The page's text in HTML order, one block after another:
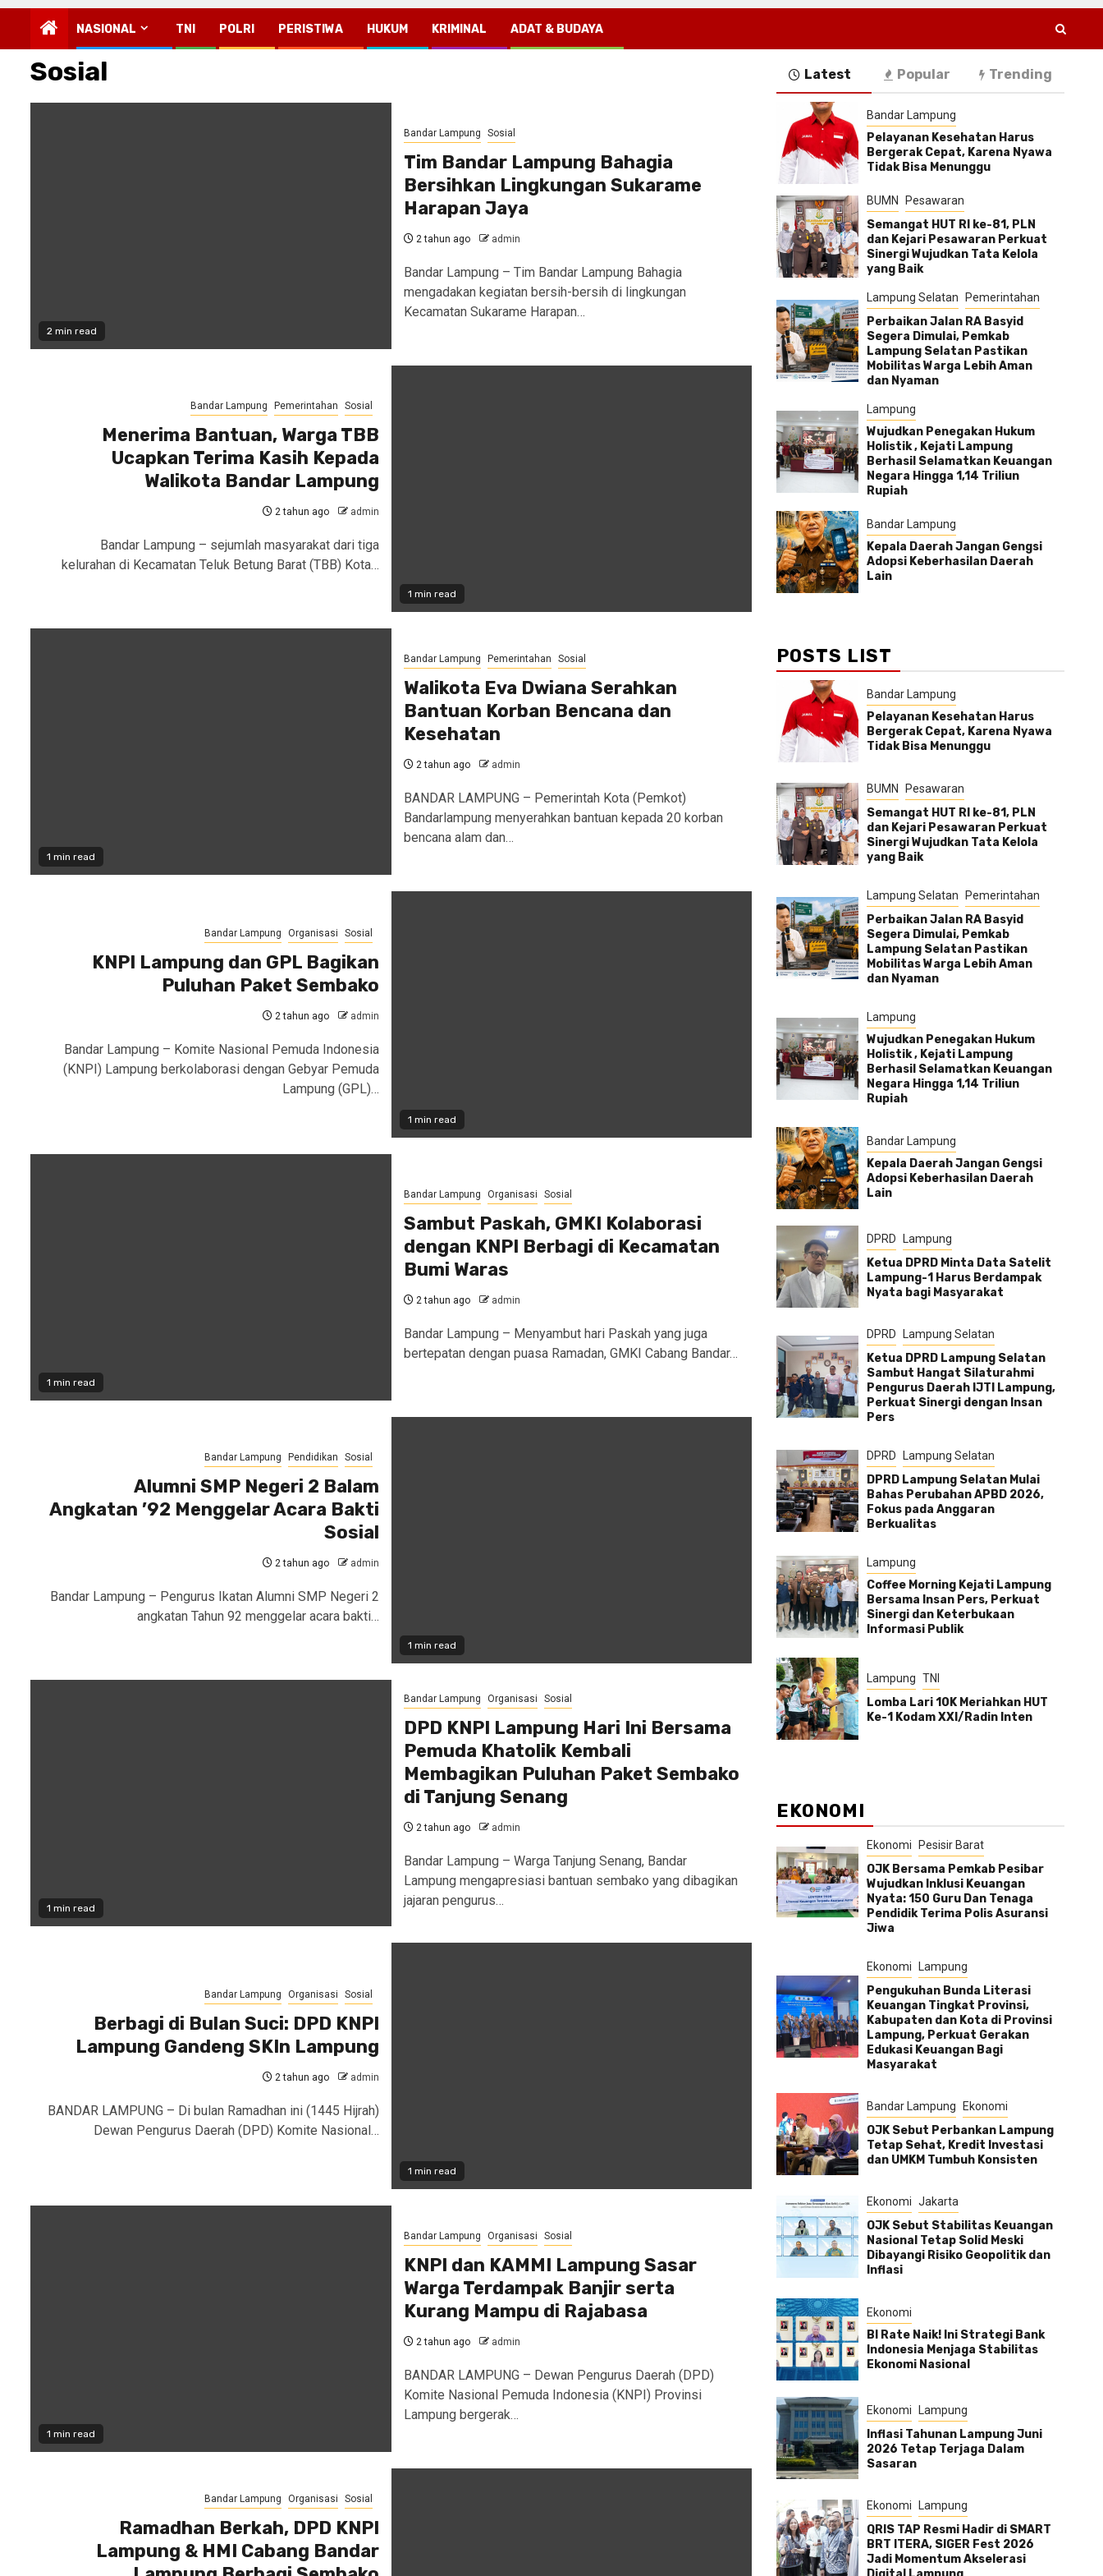
NASIONAL TNI POLRI PERISTIWA HUKUM KRIMINAL ADAT & BUDAYA
Sosial
2 min read
Bandar Lampung Sosial
Tim Bandar Lampung Bahagia
Bersihkan Lingkungan Sukarame
Harapan Jaya
2 tahun ago admin
Bandar Lampung – Tim Bandar Lampung Bahagia
mengadakan kegiatan bersih-bersih di lingkungan
Kecamatan Sukarame Harapan…
1 min read
Bandar Lampung Pemerintahan Sosial
Menerima Bantuan, Warga TBB
Ucapkan Terima Kasih Kepada
Walikota Bandar Lampung
2 tahun ago admin
Bandar Lampung – sejumlah masyarakat dari tiga
kelurahan di Kecamatan Teluk Betung Barat (TBB) Kota…
1 min read
Bandar Lampung Pemerintahan Sosial
Walikota Eva Dwiana Serahkan
Bantuan Korban Bencana dan
Kesehatan
2 tahun ago admin
BANDAR LAMPUNG – Pemerintah Kota (Pemkot)
Bandarlampung menyerahkan bantuan kepada 20 korban
bencana alam dan…
1 min read
Bandar Lampung Organisasi Sosial
KNPI Lampung dan GPL Bagikan
Puluhan Paket Sembako
2 tahun ago admin
Bandar Lampung – Komite Nasional Pemuda Indonesia
(KNPI) Lampung berkolaborasi dengan Gebyar Pemuda
Lampung (GPL)…
1 min read
Bandar Lampung Organisasi Sosial
Sambut Paskah, GMKI Kolaborasi
dengan KNPI Berbagi di Kecamatan
Bumi Waras
2 tahun ago admin
Bandar Lampung – Menyambut hari Paskah yang juga
bertepatan dengan puasa Ramadan, GMKI Cabang Bandar…
1 min read
Bandar Lampung Pendidikan Sosial
Alumni SMP Negeri 2 Balam
Angkatan ’92 Menggelar Acara Bakti
Sosial
2 tahun ago admin
Bandar Lampung – Pengurus Ikatan Alumni SMP Negeri 2
angkatan Tahun 92 menggelar acara bakti…
1 min read
Bandar Lampung Organisasi Sosial
DPD KNPI Lampung Hari Ini Bersama
Pemuda Khatolik Kembali
Membagikan Puluhan Paket Sembako
di Tanjung Senang
2 tahun ago admin
Bandar Lampung – Warga Tanjung Senang, Bandar
Lampung mengapresiasi bantuan sembako yang dibagikan
jajaran pengurus…
1 min read
Bandar Lampung Organisasi Sosial
Berbagi di Bulan Suci: DPD KNPI
Lampung Gandeng SKIn Lampung
2 tahun ago admin
BANDAR LAMPUNG – Di bulan Ramadhan ini (1445 Hijrah)
Dewan Pengurus Daerah (DPD) Komite Nasional…
1 min read
Bandar Lampung Organisasi Sosial
KNPI dan KAMMI Lampung Sasar
Warga Terdampak Banjir serta
Kurang Mampu di Rajabasa
2 tahun ago admin
BANDAR LAMPUNG – Dewan Pengurus Daerah (DPD)
Komite Nasional Pemuda Indonesia (KNPI) Provinsi
Lampung bergerak…
Bandar Lampung Organisasi Sosial
Ramadhan Berkah, DPD KNPI
Lampung & HMI Cabang Bandar
Latest Popular Trending
Bandar Lampung
Pelayanan Kesehatan Harus
Bergerak Cepat, Karena Nyawa
Tidak Bisa Menunggu
BUMN Pesawaran
Semangat HUT RI ke-81, PLN
dan Kejari Pesawaran Perkuat
Sinergi Wujudkan Tata Kelola
yang Baik
Lampung Selatan Pemerintahan
Perbaikan Jalan RA Basyid
Segera Dimulai, Pemkab
Lampung Selatan Pastikan
Mobilitas Warga Lebih Aman
dan Nyaman
Lampung
Wujudkan Penegakan Hukum
Holistik , Kejati Lampung
Berhasil Selamatkan Keuangan
Negara Hingga 1,14 Triliun
Rupiah
Bandar Lampung
Kepala Daerah Jangan Gengsi
Adopsi Keberhasilan Daerah
Lain
POSTS LIST
Bandar Lampung
Pelayanan Kesehatan Harus
Bergerak Cepat, Karena Nyawa
Tidak Bisa Menunggu
BUMN Pesawaran
Semangat HUT RI ke-81, PLN
dan Kejari Pesawaran Perkuat
Sinergi Wujudkan Tata Kelola
yang Baik
Lampung Selatan Pemerintahan
Perbaikan Jalan RA Basyid
Segera Dimulai, Pemkab
Lampung Selatan Pastikan
Mobilitas Warga Lebih Aman
dan Nyaman
Lampung
Wujudkan Penegakan Hukum
Holistik , Kejati Lampung
Berhasil Selamatkan Keuangan
Negara Hingga 1,14 Triliun
Rupiah
Bandar Lampung
Kepala Daerah Jangan Gengsi
Adopsi Keberhasilan Daerah
Lain
DPRD Lampung
Ketua DPRD Minta Data Satelit
Lampung-1 Harus Berdampak
Nyata bagi Masyarakat
DPRD Lampung Selatan
Ketua DPRD Lampung Selatan
Sambut Hangat Silaturahmi
Pengurus Daerah IJTI Lampung,
Perkuat Sinergi dengan Insan
Pers
DPRD Lampung Selatan
DPRD Lampung Selatan Mulai
Bahas Perubahan APBD 2026,
Fokus pada Anggaran
Berkualitas
Lampung
Coffee Morning Kejati Lampung
Bersama Insan Pers, Perkuat
Sinergi dan Keterbukaan
Informasi Publik
Lampung TNI
Lomba Lari 10K Meriahkan HUT
Ke-1 Kodam XXI/Radin Inten
EKONOMI
Ekonomi Pesisir Barat
OJK Bersama Pemkab Pesibar
Wujudkan Inklusi Keuangan
Nyata: 150 Guru Dan Tenaga
Pendidik Terima Polis Asuransi
Jiwa
Ekonomi Lampung
Pengukuhan Bunda Literasi
Keuangan Tingkat Provinsi,
Kabupaten dan Kota di Provinsi
Lampung, Perkuat Gerakan
Edukasi Keuangan Bagi
Masyarakat
Bandar Lampung Ekonomi
OJK Sebut Perbankan Lampung
Tetap Sehat, Kredit Investasi
dan UMKM Tumbuh Konsisten
Ekonomi Jakarta
OJK Sebut Stabilitas Keuangan
Nasional Tetap Solid Meski
Dibayangi Risiko Geopolitik dan
Inflasi
Ekonomi
BI Rate Naik! Ini Strategi Bank
Indonesia Menjaga Stabilitas
Ekonomi Nasional
Ekonomi Lampung
Inflasi Tahunan Lampung Juni
2026 Tetap Terjaga Dalam
Sasaran
Ekonomi Lampung
QRIS TAP Resmi Hadir di SMART
BRT ITERA, SIGER Fest 2026
Jadi Momentum Akselerasi